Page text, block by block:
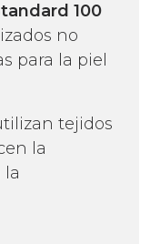
100
no
para la piel
tejidos
la
la